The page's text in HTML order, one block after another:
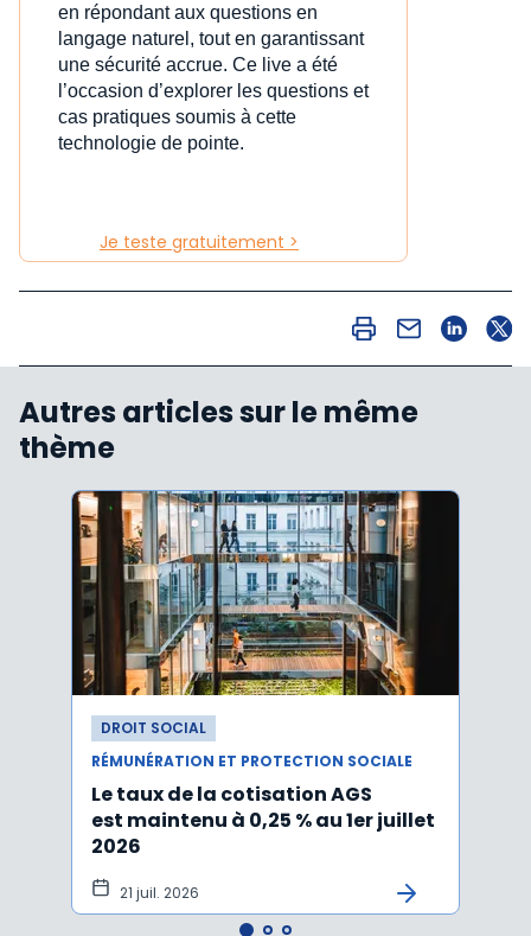
en répondant aux questions en
langage naturel, tout en garantissant
une sécurité accrue. Ce live a été
l’occasion d’explorer les questions et
cas pratiques soumis à cette
technologie de pointe.
Je teste gratuitement >
Autres articles sur le même
thème
DROIT SOCIAL
RÉMUNÉRATION ET PROTECTION SOCIALE
Le taux de la cotisation AGS
est maintenu à 0,25 % au 1er juillet
2026
21 juil. 2026